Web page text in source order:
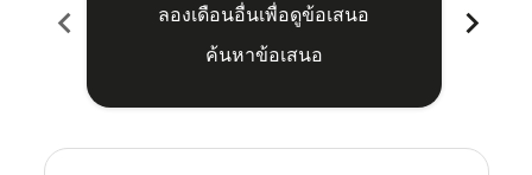
chevron_left
ลองเดือนอื่นเพื่อดูข้อเสนอ
ค้นหาข้อเสนอ
chevron_right